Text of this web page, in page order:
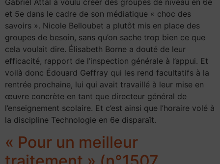
Gabriel Attal a voulu créer des groupes de niveau en 6e
et 5e dans le cadre de son médiatique « choc des
savoirs ». Nicole Belloubet a plutôt mis en place des
groupes de besoin, sans qu’on sache trop bien ce que
cela voulait dire. Élisabeth Borne a douté de leur
efficacité, rapport de l’inspection générale à l’appui. Et
voilà donc Édouard Geffray qui les rend facultatifs à la
rentrée prochaine, lui qui avait travaillé à leur mise en
œuvre concrète en tant que directeur général de
l’enseignement scolaire. Et c’est ainsi que l’horaire volé à
la discipline Technologie en 6e disparaît.
« Pour un meilleur